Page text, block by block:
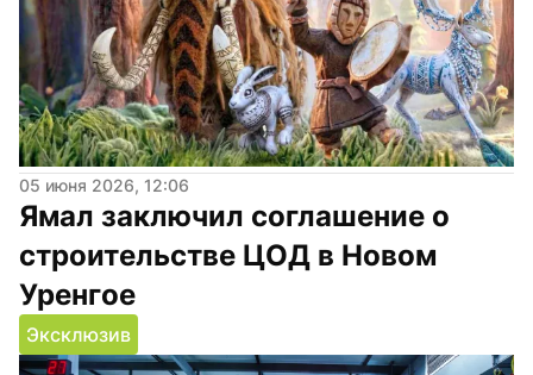
05 июня 2026, 12:06
Ямал заключил соглашение о
строительстве ЦОД в Новом
Уренгое
Эксклюзив